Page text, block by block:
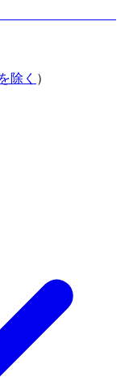
除く ）